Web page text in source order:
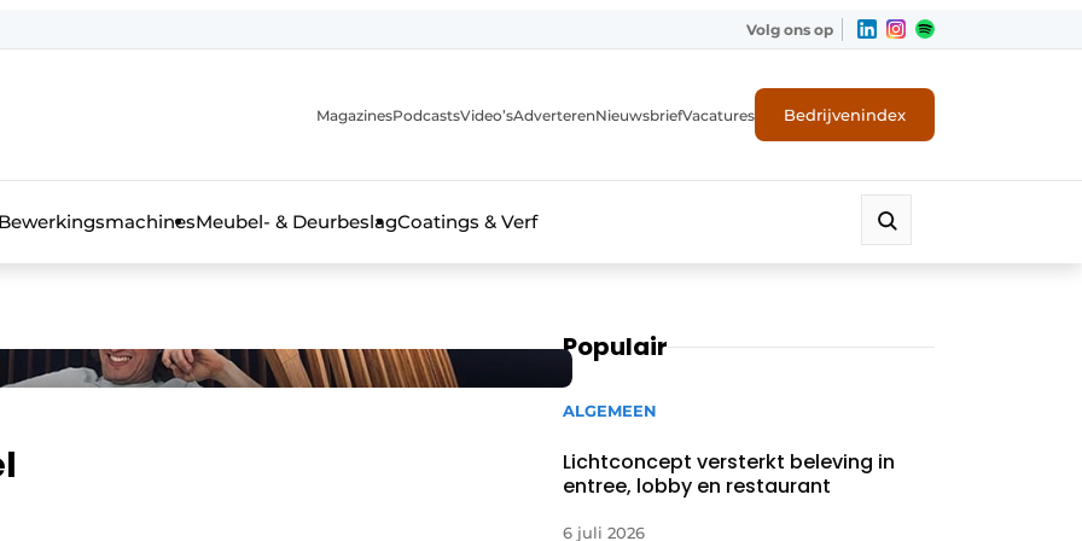
Volg ons op
MagazinesPodcastsVideo’sAdverterenNieuwsbriefVacatures Bedrijvenindex
BewerkingsmachinesMeubel- & DeurbeslagCoatings & Verf
Populair
ALGEMEEN
Lichtconcept versterkt beleving in
entree, lobby en restaurant
6 juli 2026